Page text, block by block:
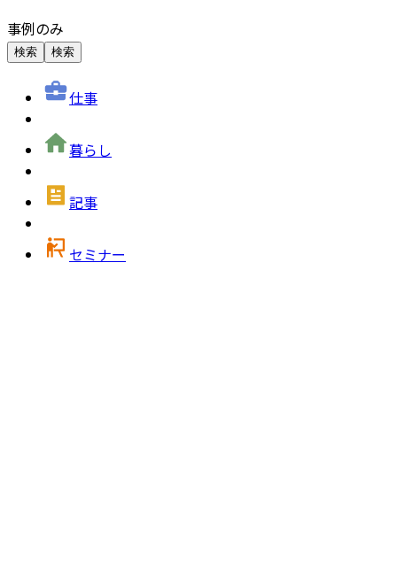
事例のみ
検索 検索
仕事
暮らし
記事
セミナー